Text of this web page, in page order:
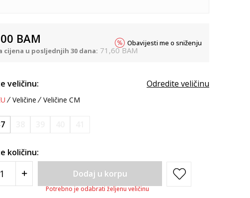
BAM
cijena u posljednjih 30 dana: 71,60 BAM
Obavijesti me o sniženju
veličinu: Odredite veličinu
Veličine Veličine CM
količinu:
Dodaj u korpu
Potrebno je odabrati željenu veličinu